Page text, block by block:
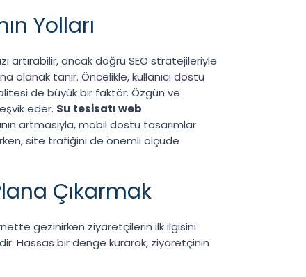
Yolları
artırabilir, ancak doğru SEO stratejileriyle
olanak tanır. Öncelikle, kullanıcı dostu
de büyük bir faktör. Özgün ve
eder. Su tesisatı web
artmasıyla, mobil dostu tasarımlar
site trafiğini de önemli ölçüde
Çıkarmak
gezinirken ziyaretçilerin ilk ilgisini
Hassas bir denge kurarak, ziyaretçinin